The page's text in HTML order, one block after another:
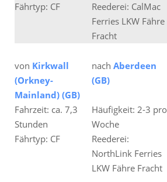
Fährtyp: CF
Reederei: CalMac
Ferries LKW Fähre
Fracht
von Kirkwall
(Orkney-
Mainland) (GB)
nach Aberdeen
(GB)
Fahrzeit: ca. 7,3
Stunden
Häufigkeit: 2-3 pro
Woche
Fährtyp: CF
Reederei:
NorthLink Ferries
LKW Fähre Fracht